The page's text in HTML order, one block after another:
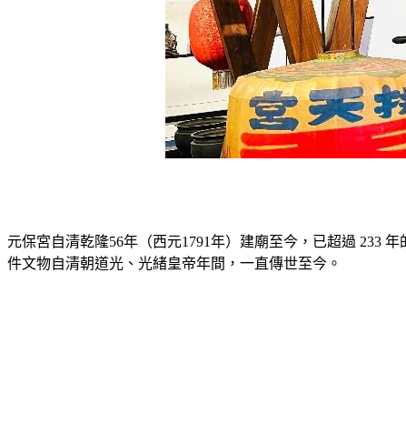
元保宮自清乾隆56年（西元1791年）建廟至今，已超過 233
件文物自清朝道光、光緒皇帝年間，一直傳世至今。